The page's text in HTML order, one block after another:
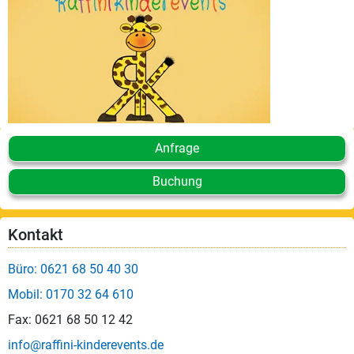
Anfrage
Buchung
Kontakt
Büro: 0621 68 50 40 30
Mobil: 0170 32 64 610
Fax: 0621 68 50 12 42
info@raffini-kinderevents.de